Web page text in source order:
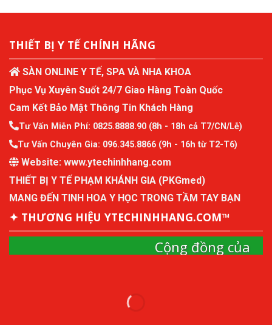
THIẾT BỊ Y TẾ CHÍNH HÃNG
SÀN ONLINE Y TẾ, SPA VÀ NHA KHOA
Phục Vụ Xuyên Suốt 24/7 Giao Hàng Toàn Quốc
Cam Kết Bảo Mật Thông Tin Khách Hàng
Tư Vấn Miễn Phí: 0825.8888.90 (8h - 18h cả T7/CN/Lễ)
Tư Vấn Chuyên Gia: 096.345.8866 (9h - 16h từ T2-T6)
Website: www.ytechinhhang.com
THIẾT BỊ Y TẾ PHẠM KHÁNH GIA (PKGmed)
MANG ĐẾN TINH HOA Y HỌC TRONG TẦM TAY BẠN
✦ THƯƠNG HIỆU YTECHINHHANG.COM™
Cộng đồng của
ytechinhhang